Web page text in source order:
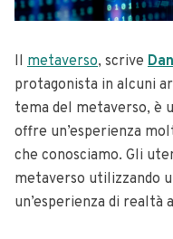
Il metaverso, scrive
protagonista in alcuni
tema del metaverso, è
offre un’esperienza
che conosciamo. Gli
metaverso utilizzando
un’esperienza di realtà